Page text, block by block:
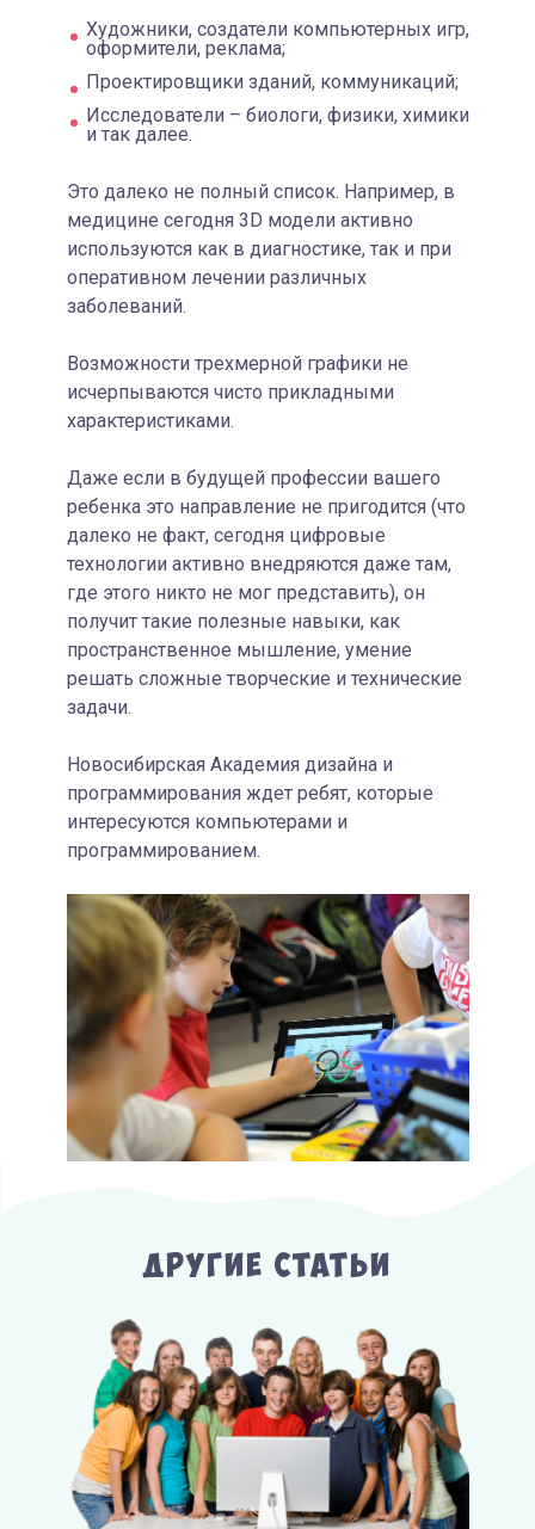
Художники, создатели компьютерных игр,
оформители, реклама;
Проектировщики зданий, коммуникаций;
Исследователи – биологи, физики, химики
и так далее.
Это далеко не полный список. Например, в
медицине сегодня 3D модели активно
используются как в диагностике, так и при
оперативном лечении различных
заболеваний.
Возможности трехмерной графики не
исчерпываются чисто прикладными
характеристиками.
Даже если в будущей профессии вашего
ребенка это направление не пригодится (что
далеко не факт, сегодня цифровые
технологии активно внедряются даже там,
где этого никто не мог представить), он
получит такие полезные навыки, как
пространственное мышление, умение
решать сложные творческие и технические
задачи.
Новосибирская Академия дизайна и
программирования ждет ребят, которые
интересуются компьютерами и
программированием.
Другие Статьи